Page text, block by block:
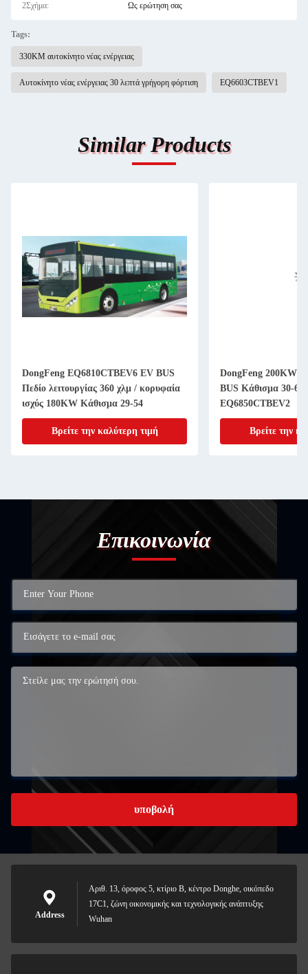
2Σχήμα: Ως ερώτηση σας
Tags:
330KM αυτοκίνητο νέας ενέργειας
Αυτοκίνητο νέας ενέργειας 30 λεπτά γρήγορη φόρτιση ΕQ6603CTBEV1
Similar Products
DongFeng EQ6810CTBEV6 EV BUS
Πεδίο λειτουργίας 360 χλμ / κορυφαία
ισχύς 180KW Κάθισμα 29-54
Βρείτε την καλύτερη τιμή
DongFeng 200KW
BUS Κάθισμα 30-65
EQ6850CTBEV2
Βρείτε την
Επικοινωνία
υποβολή
Address
Αριθ. 13, όροφος 5, κτίριο Β, κέντρο Donghe, οικόπεδο
17C1, ζώνη οικονομικής και τεχνολογικής ανάπτυξης
Wuhan